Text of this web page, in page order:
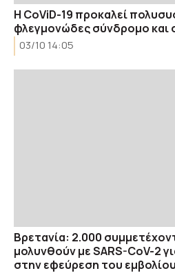
Η CoViD-19 προκαλεί
φλεγμονώδες σύνδρομο και
03/10 14:05
Βρετανία: 2.000
μολυνθούν με SARS-CoV-2
στην εφεύρεση του εμβολίου